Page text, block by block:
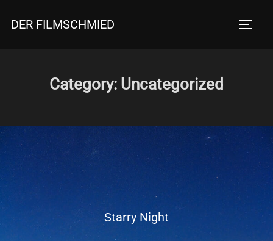
InhaltDER FILMSCHMIED
Category: Uncategorized
Starry Night